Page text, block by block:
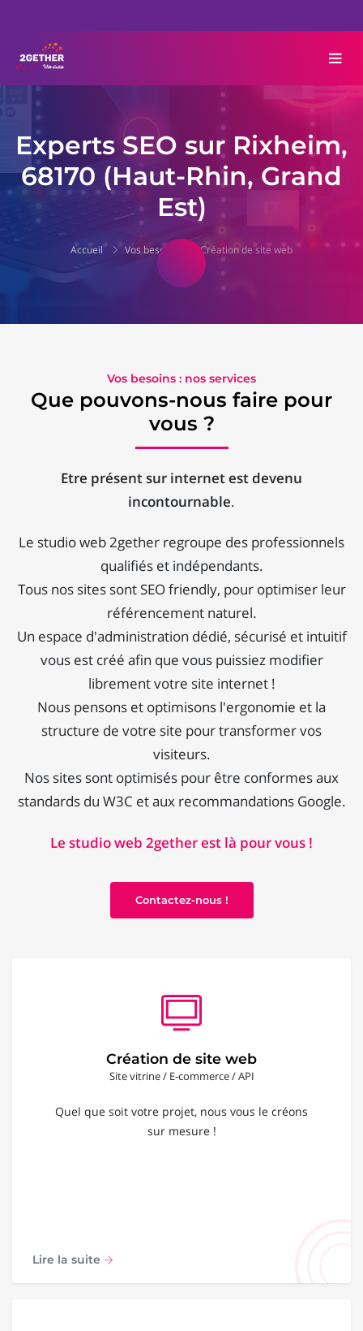
Experts SEO sur Rixheim,
68170 (Haut-Rhin, Grand
Est)
Accueil Vos besoins Création de site web
Vos besoins : nos services
Que pouvons-nous faire pour
vous ?
Etre présent sur internet est devenu
incontournable.
Le studio web 2gether regroupe des professionnels
qualifiés et indépendants.
Tous nos sites sont SEO friendly, pour optimiser leur
référencement naturel.
Un espace d'administration dédié, sécurisé et intuitif
vous est créé afin que vous puissiez modifier
librement votre site internet !
Nous pensons et optimisons l'ergonomie et la
structure de votre site pour transformer vos
visiteurs.
Nos sites sont optimisés pour être conformes aux
standards du W3C et aux recommandations Google.
Le studio web 2gether est là pour vous !
Contactez-nous !
Création de site web
Site vitrine / E-commerce / API
Quel que soit votre projet, nous vous le créons
sur mesure !
Lire la suite